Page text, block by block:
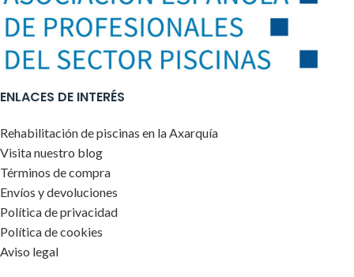
ENLACES DE INTERÉS
Rehabilitación de piscinas en la Axarquía
Visita nuestro blog
Términos de compra
Envíos y devoluciones
Política de privacidad
Política de cookies
Aviso legal